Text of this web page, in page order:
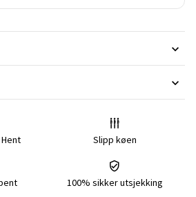
Slipp køen
100% sikker utsjekking